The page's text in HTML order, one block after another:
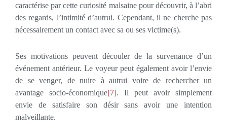
caractérise par cette curiosité malsaine pour découvrir, à l’abri
des regards, l’intimité d’autrui. Cependant, il ne cherche pas
nécessairement un contact avec sa ou ses victime(s).
Ses motivations peuvent découler de la survenance d’un
événement antérieur. Le voyeur peut également avoir l’envie
de se venger, de nuire à autrui voire de rechercher un
avantage socio-économique[7]. Il peut avoir simplement
envie de satisfaire son désir sans avoir une intention
malveillante.